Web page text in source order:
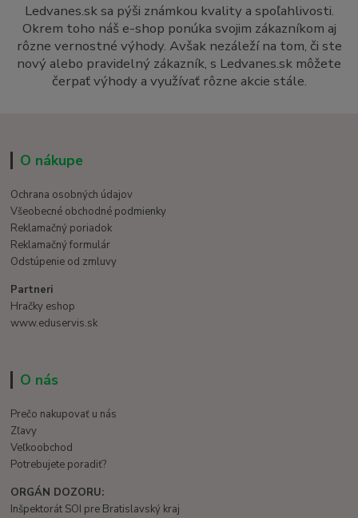
Ledvanes.sk sa pýši známkou kvality a spoľahlivosti.
Okrem toho náš e-shop ponúka svojim zákazníkom aj
rôzne vernostné výhody. Avšak nezáleží na tom, či ste
nový alebo pravidelný zákazník, s Ledvanes.sk môžete
čerpať výhody a využívať rôzne akcie stále.
O nákupe
Ochrana osobných údajov
Všeobecné obchodné podmienky
Reklamačný poriadok
Reklamačný formulár
Odstúpenie od zmluvy
Partneri
Hračky eshop
www.eduservis.sk
O nás
Prečo nakupovať u nás
Zľavy
Veľkoobchod
Potrebujete poradiť?
ORGÁN DOZORU:
Inšpektorát SOI pre Bratislavský kraj